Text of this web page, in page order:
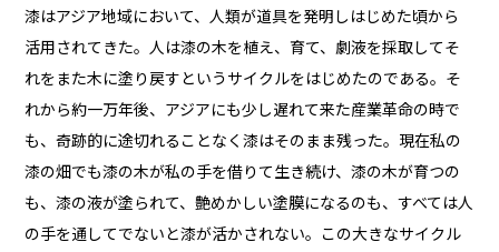
漆はアジア地域において、人類が道具を発明しはじめた頃から
活用されてきた。人は漆の木を植え、育て、劇液を採取してそ
れをまた木に塗り戻すというサイクルをはじめたのである。そ
れから約一万年後、アジアにも少し遅れて来た産業革命の時で
も、奇跡的に途切れることなく漆はそのまま残った。現在私の
漆の畑でも漆の木が私の手を借りて生き続け、漆の木が育つの
も、漆の液が塗られて、艶めかしい塗膜になるのも、すべては人
の手を通してでないと漆が活かされない。この大きなサイクル